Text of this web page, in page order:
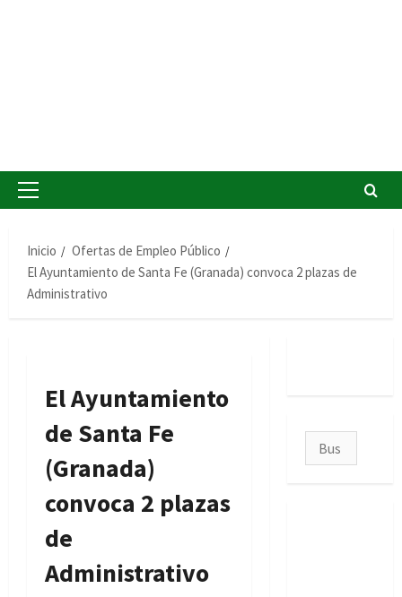
Menú
Inicio
Ofertas de Empleo Público
El Ayuntamiento de Santa Fe (Granada) convoca 2 plazas de
Administrativo
El Ayuntamiento
de Santa Fe
(Granada)
convoca 2 plazas
de
Administrativo
Buscar: